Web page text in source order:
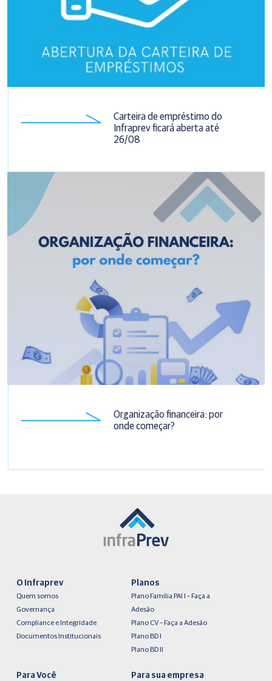
Carteira de empréstimo do
Infraprev ficará aberta até
26/08
Organização financeira: por
onde começar?
O Infraprev
Quem somos
Governança
Compliance e Integridade
Documentos Institucionais
Planos
Plano Família PAI I – Faça a
Adesão
Plano CV – Faça a Adesão
Plano BD I
Plano BD II
Para Você Para sua empresa